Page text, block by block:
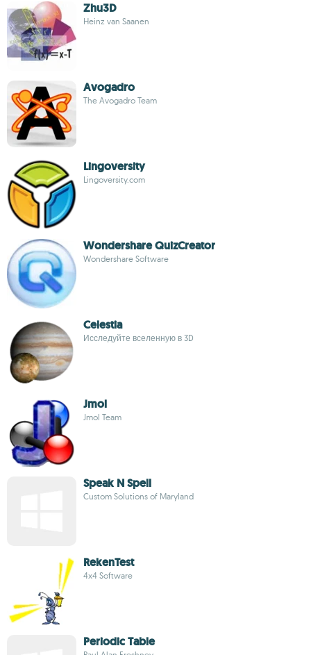
Zhu3D
Heinz van Saanen
Avogadro
The Avogadro Team
Lingoversity
Lingoversity.com
Wondershare QuizCreator
Wondershare Software
Celestia
Исследуйте вселенную в 3D
Jmol
Jmol Team
Speak N Spell
Custom Solutions of Maryland
RekenTest
4x4 Software
Periodic Table